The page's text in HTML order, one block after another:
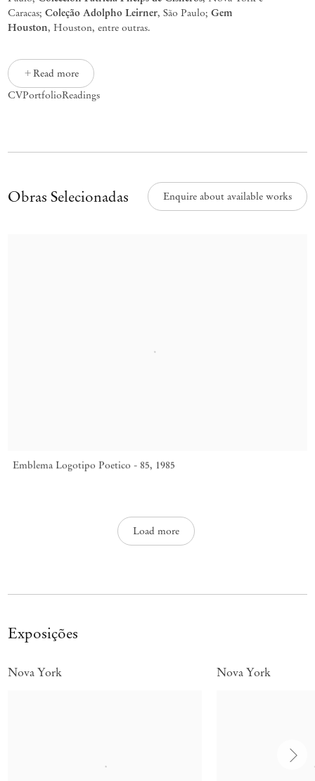
Caracas; Coleção Adolpho Leirner, São Paulo; Gem
Houston, Houston, entre outras.
Read more
CVPortfolioReadings
Obras Selecionadas Enquire about available works
Emblema Logotipo Poetico - 85, 1985
Load more
Exposições
Nova York Nova York